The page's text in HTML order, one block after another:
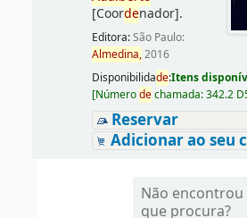
[Coordenador].
Editora:São Paulo:
Almedina,2016
Disponibilidade:Itens
[Númerodechamada:342.2
Reservar
Adicionar ao seu
Não encontrou
que procura?